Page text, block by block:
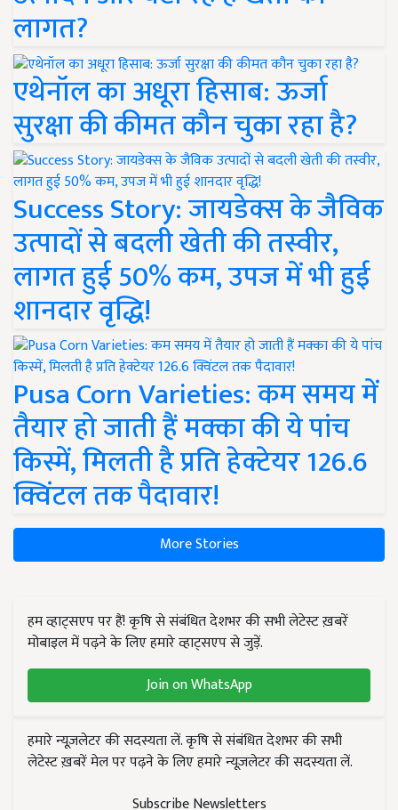
लागत?
एथेनॉल का अधूरा हिसाब: ऊर्जा
सुरक्षा की कीमत कौन चुका रहा है?
Success Story: जायडेक्स के जैविक
उत्पादों से बदली खेती की तस्वीर,
लागत हुई 50% कम, उपज में भी हुई
शानदार वृद्धि!
Pusa Corn Varieties: कम समय में
तैयार हो जाती हैं मक्का की ये पांच
किस्में, मिलती है प्रति हेक्टेयर 126.6
क्विंटल तक पैदावार!
More Stories
हम व्हाट्सएप पर हैं! कृषि से संबंधित देशभर की सभी लेटेस्ट ख़बरें
मोबाइल में पढ़ने के लिए हमारे व्हाट्सएप से जुड़ें.
Join on WhatsApp
हमारे न्यूज़लेटर की सदस्यता लें. कृषि से संबंधित देशभर की सभी
लेटेस्ट ख़बरें मेल पर पढ़ने के लिए हमारे न्यूज़लेटर की सदस्यता लें.
Subscribe Newsletters